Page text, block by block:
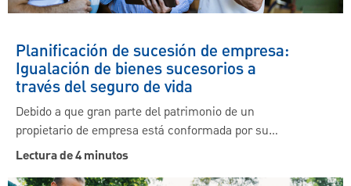
Planificación de sucesión de empresa:
Igualación de bienes sucesorios a
través del seguro de vida
Debido a que gran parte del patrimonio de un
propietario de empresa está conformada por su…
Lectura de 4 minutos